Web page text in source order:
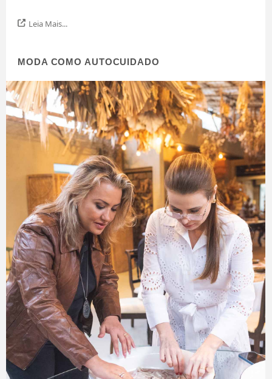
Leia Mais...
MODA COMO AUTOCUIDADO